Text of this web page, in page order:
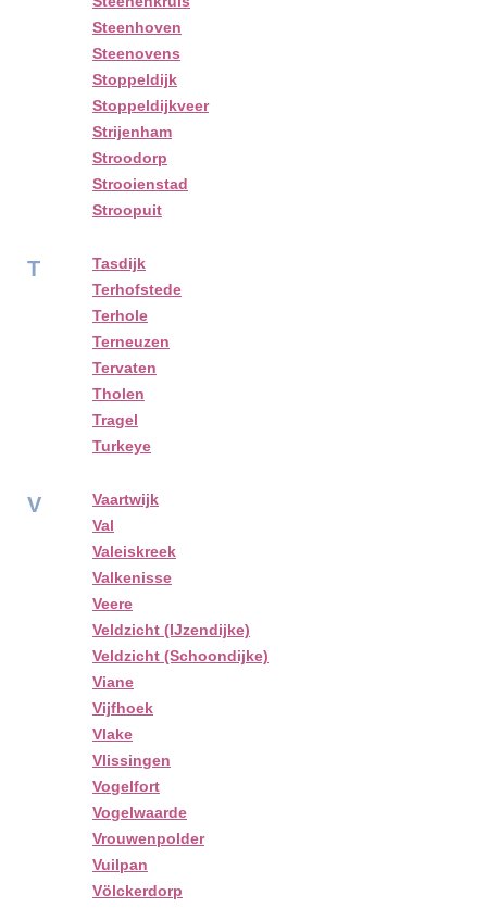
Steenhoven
Steenovens
Stoppeldijk
Stoppeldijkveer
Strijenham
Stroodorp
Strooienstad
Stroopuit
T
Tasdijk
Terhofstede
Terhole
Terneuzen
Tervaten
Tholen
Tragel
Turkeye
V
Vaartwijk
Val
Valeiskreek
Valkenisse
Veere
Veldzicht (IJzendijke)
Veldzicht (Schoondijke)
Viane
Vijfhoek
Vlake
Vlissingen
Vogelfort
Vogelwaarde
Vrouwenpolder
Vuilpan
Völckerdorp